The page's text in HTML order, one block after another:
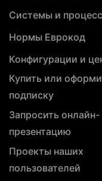
Системы и
Нормы Еврокод
Конфигурации и
Купить или
подписку
Запросить онлайн-
презентацию
Проекты наших
пользователей